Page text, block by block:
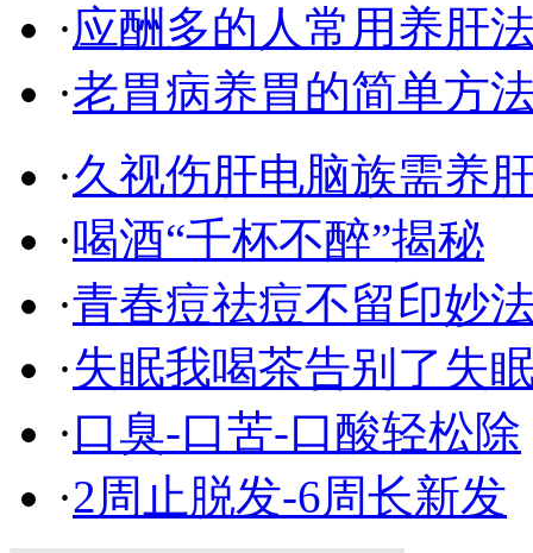
·应酬多的人常用养肝
·老胃病养胃的简单方
·久视伤肝电脑族需养
·喝酒“千杯不醉”揭秘
·青春痘祛痘不留印妙
·失眠我喝茶告别了失
·口臭-口苦-口酸轻松除
·2周止脱发-6周长新发